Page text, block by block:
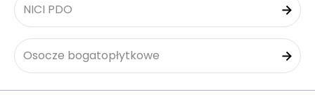
NICI PDO
Osocze bogatopłytkowe